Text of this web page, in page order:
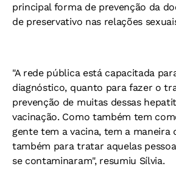
principal forma de prevenção da
de preservativo nas relações
"A rede pública está capacitada
diagnóstico, quanto para fazer o
prevenção de muitas dessas
vacinação. Como também tem
gente tem a vacina, tem a maneira
também para tratar aquelas
se contaminaram", resumiu Sílvia.